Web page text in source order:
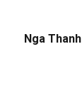
Nga Thanh